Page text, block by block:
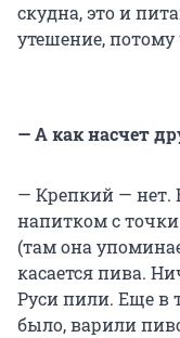
скудна, это и
утешение, потому
— А как насчет
— Крепкий — нет.
напитком с
(там она
касается пива.
Руси пили. Еще в
было, варили